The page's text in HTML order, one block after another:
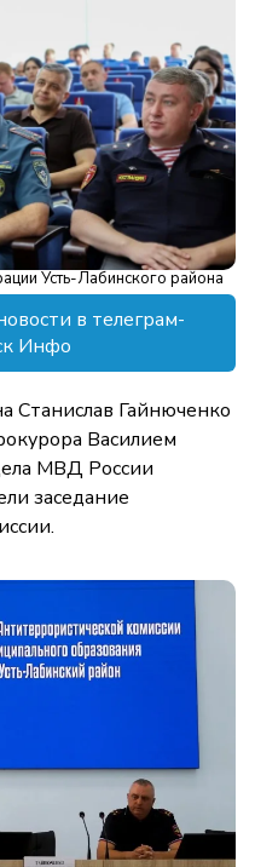
Усть-Лабинского района
в телеграм-
Инфо
Станислав Гайнюченко
Василием
МВД России
заседание